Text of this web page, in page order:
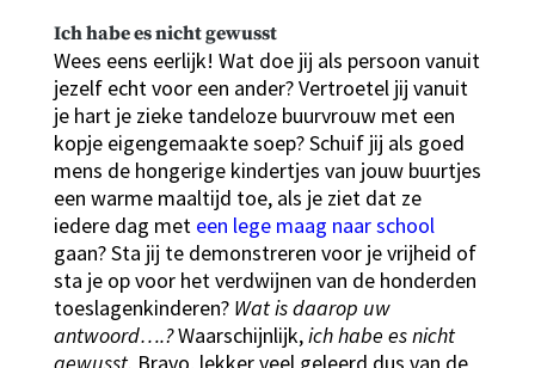
Ich habe es nicht gewusst
Wees eens eerlijk! Wat doe jij als persoon vanuit
jezelf echt voor een ander? Vertroetel jij vanuit
je hart je zieke tandeloze buurvrouw met een
kopje eigengemaakte soep? Schuif jij als goed
mens de hongerige kindertjes van jouw buurtjes
een warme maaltijd toe, als je ziet dat ze
iedere dag met een lege maag naar school
gaan? Sta jij te demonstreren voor je vrijheid of
sta je op voor het verdwijnen van de honderden
toeslagenkinderen? Wat is daarop uw
antwoord….?Waarschijnlijk,ich habe es nicht